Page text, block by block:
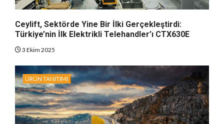
Ceylift, Sektörde Yine Bir İlki Gerçekleştirdi:
Türkiye’nin İlk Elektrikli Telehandler’ı CTX630E
3 Ekim 2025
ÜRÜN TANITIMI